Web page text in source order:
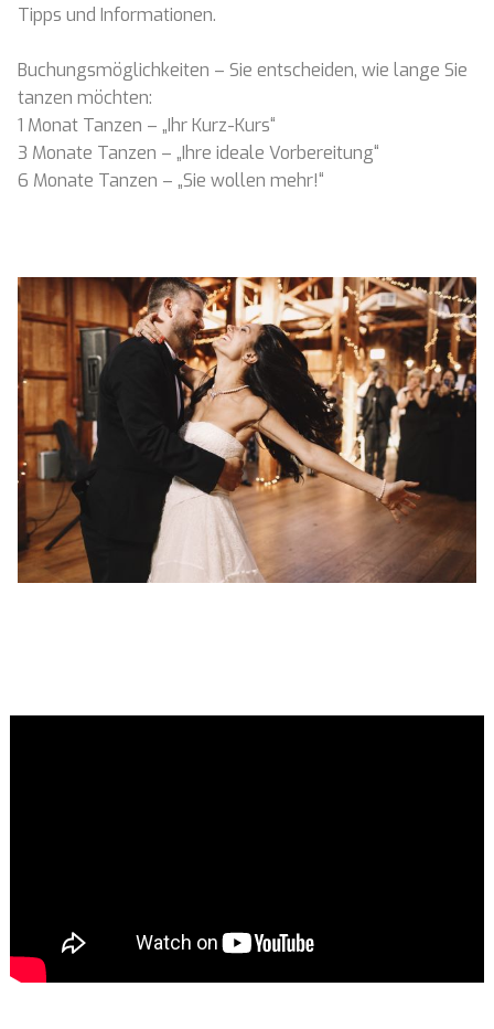
Tipps und Informationen.
Buchungsmöglichkeiten – Sie entscheiden, wie lange Sie
tanzen möchten:
1 Monat Tanzen – „Ihr Kurz-Kurs“
3 Monate Tanzen – „Ihre ideale Vorbereitung“
6 Monate Tanzen – „Sie wollen mehr!“